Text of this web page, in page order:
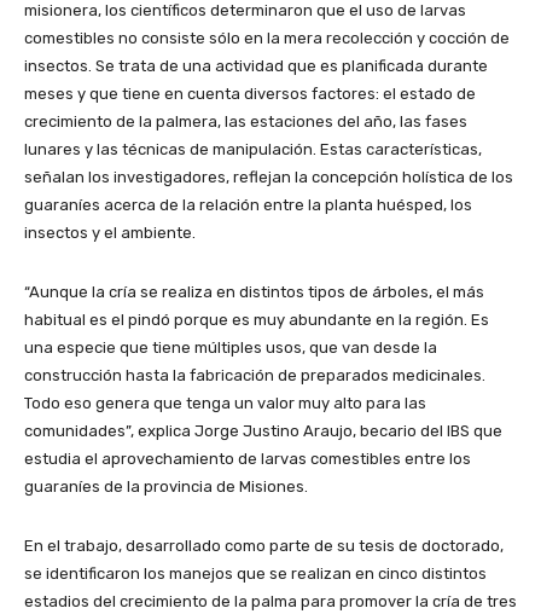
misionera, los científicos determinaron que el uso de larvas
comestibles no consiste sólo en la mera recolección y cocción de
insectos. Se trata de una actividad que es planificada durante
meses y que tiene en cuenta diversos factores: el estado de
crecimiento de la palmera, las estaciones del año, las fases
lunares y las técnicas de manipulación. Estas características,
señalan los investigadores, reflejan la concepción holística de los
guaraníes acerca de la relación entre la planta huésped, los
insectos y el ambiente.
“Aunque la cría se realiza en distintos tipos de árboles, el más
habitual es el pindó porque es muy abundante en la región. Es
una especie que tiene múltiples usos, que van desde la
construcción hasta la fabricación de preparados medicinales.
Todo eso genera que tenga un valor muy alto para las
comunidades”, explica Jorge Justino Araujo, becario del IBS que
estudia el aprovechamiento de larvas comestibles entre los
guaraníes de la provincia de Misiones.
En el trabajo, desarrollado como parte de su tesis de doctorado,
se identificaron los manejos que se realizan en cinco distintos
estadios del crecimiento de la palma para promover la cría de tres